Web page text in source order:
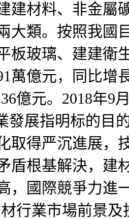
材料、非金屬
大類。按照我
板玻璃、建建
萬億元，同比增
億元。2018年
發展指明标的目
取得严沉進展
盾根基解決，建
，國際競爭力
行業市場前景